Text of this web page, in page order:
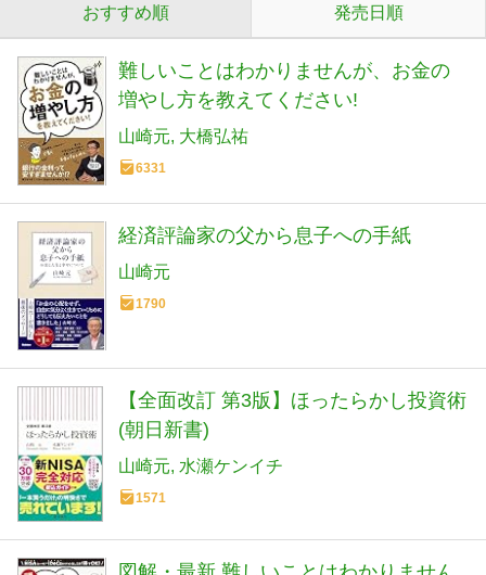
おすすめ順 発売日順
難しいことはわかりませんが、お金の
増やし方を教えてください!
山崎元 大橋弘祐
6331
経済評論家の父から息子への手紙
山崎元
1790
【全面改訂 第3版】ほったらかし投資術
(朝日新書)
山崎元 水瀬ケンイチ
1571